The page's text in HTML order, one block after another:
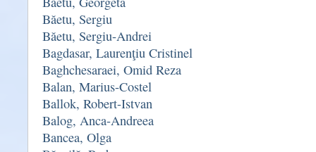
Băetu, Sergiu
Băetu, Sergiu-Andrei
Bagdasar, Laurenţiu Cristinel
Baghchesaraei, Omid Reza
Balan, Marius-Costel
Ballok, Robert-Istvan
Balog, Anca-Andreea
Bancea, Olga